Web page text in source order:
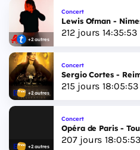
+2 autres
Concert
Lewis Ofman -
212jours 14:35:52
+2 autres
Concert
Sergio Cortes -
215 jours 18:05:52
+2 autres
Concert
Opéra de Paris -
207jours 18:05:52